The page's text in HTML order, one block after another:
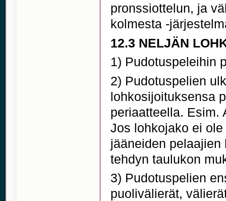
pronssiottelun, ja
kolmesta -
12.3 NELJÄN
1) Pudotuspeleihin
2) Pudotuspelien
lohkosijoituksensa
periaatteella. Esim.
Jos lohkojako ei
jääneiden
tehdyn taulukon
3) Pudotuspelien
puolivälierät,